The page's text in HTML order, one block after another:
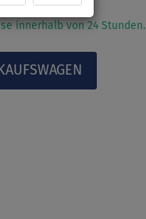
innerhalb von 24 Stunden.